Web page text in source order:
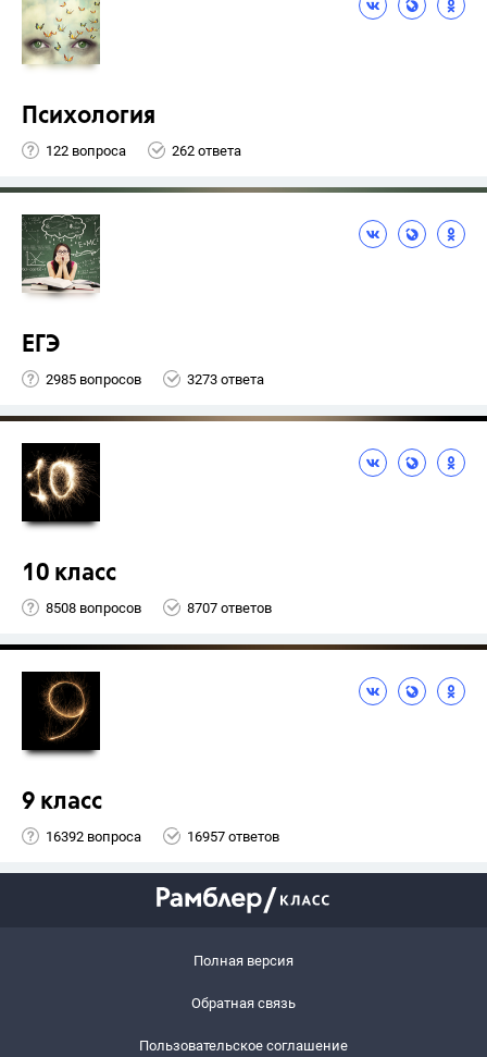
Психология
122 вопроса 262 ответа
ЕГЭ
2985 вопросов 3273 ответа
10 класс
8508 вопросов 8707 ответов
9 класс
16392 вопроса 16957 ответов
Полная версия
Обратная связь
Пользовательское соглашение